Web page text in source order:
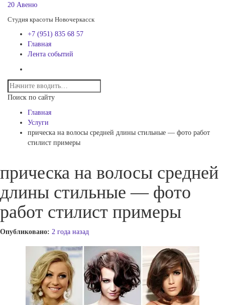
20 Авеню
Студия красоты Новочеркасск
+7 (951) 835 68 57
Главная
Лента событий
Поиск по сайту
Главная
Услуги
прическа на волосы средней длины стильные — фото работ
стилист примеры
прическа на волосы средней
длины стильные — фото
работ стилист примеры
Опубликовано: 2 года назад